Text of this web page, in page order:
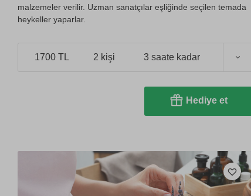
malzemeler verilir. Uzman sanatçılar eşliğinde seçilen temada
heykeller yaparlar.
1700 TL 2 kişi 3 saate kadar
Hediye et